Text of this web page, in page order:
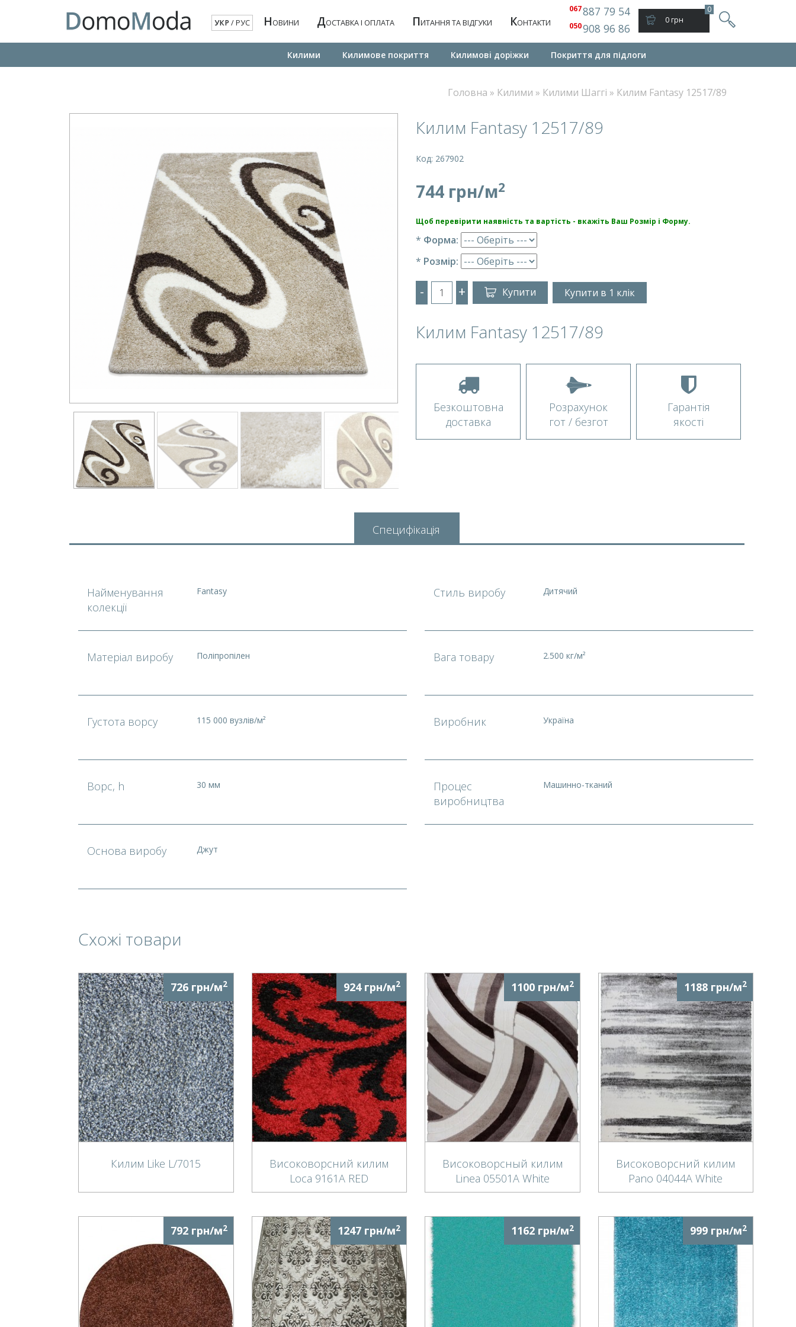
УКР /РУС НОВИНИ ДОСТАВКА І ОПЛАТА ПИТАННЯ ТА ВІДГУКИ КОНТАКТИ
Килими Килимове покриття Килимовi дорiжки Покриття для підлоги
067887 79 54
050908 96 86
0
0 грн
Головна » Килими » Килими Шаггі » Килим Fantasy 12517/89
Килим Fantasy 12517/89
Код: 267902
744 грн/м2
Щоб перевірити наявність та вартість - вкажіть Ваш Розмір і Форму.
* Форма:
* Розмір:
- + Купити Купити в 1 клік
Килим Fantasy 12517/89
Безкоштовна
доставка
Розрахунок
гот / безгот
Гарантія
якості
Специфікація
Найменування
колекції
Fantasy
Матеріал виробу Поліпропілен
Густота ворсу 115 000 вузлів/м²
Ворс, h 30 мм
Основа виробу Джут
Стиль виробу Дитячий
Вага товару 2.500 кг/м²
Виробник Україна
Процес
виробництва
Машинно-тканий
Схожі товари
726 грн/м2
Килим Like L/7015
924 грн/м2
Високоворсний килим
Loca 9161A RED
1100 грн/м2
Високоворсный килим
Linea 05501A White
1188 грн/м2
Високоворсний килим
Pano 04044A White
792 грн/м2 1247 грн/м2 1162 грн/м2 999 грн/м2